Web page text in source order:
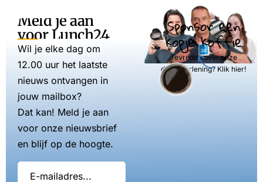
Meld je aan
voor Lunch24
Wil je elke dag om
12.00 uur het laatste
nieuws ontvangen in
jouw mailbox?
Dat kan! Meld je aan
voor onze nieuwsbrief
en blijf op de hoogte.
Sponsor een
kopje koffie
Tevreden over onze
dienstverlening? Klik hier!